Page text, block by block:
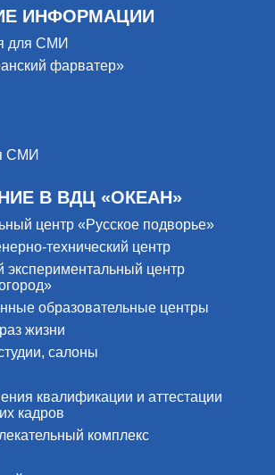
ИНФОРМАЦИИ
для СМИ
фарватер»
СМИ
В ВДЦ «ОКЕАН»
центр «Русское подворье»
технический центр
экспериментальный центр
образовательные центры
жизни
салоны
квалификации и аттестации
кадров
комплекс